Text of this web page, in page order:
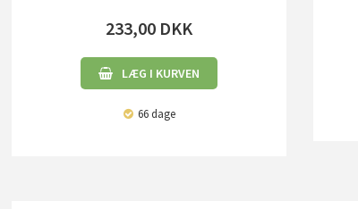
233,00 DKK
LÆG I KURVEN
66 dage